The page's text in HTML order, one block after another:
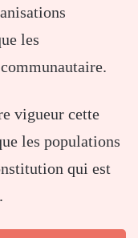
les
vigueur cette
les populations
qui est